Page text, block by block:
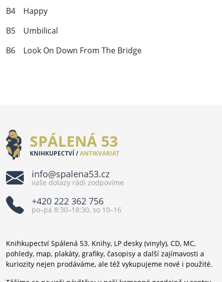
B4 Happy
B5 Umbilical
B6 Look On Down From The Bridge
SPÁLENÁ 53
KNIHKUPECTVÍ /ANTIKVARIÁT
info@spalena53.cz
vaše dotazy rádi zodpovíme
+420 222 362 756
po–pá 8:30–18:30, so 10–16
Knihkupectví Spálená 53. Knihy, LP desky (vinyly), CD, MC,
pohledy, map, plakáty, grafiky, časopisy a další zajímavosti a
kuriozity nejen prodáváme, ale též vykupujeme nové i použité.